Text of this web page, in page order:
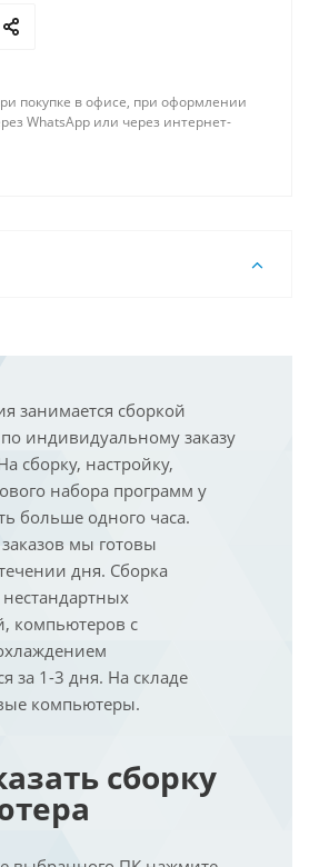
покупке в офисе, при оформлении
WhatsApp или через интернет-
занимается сборкой
индивидуальному заказу
сборку, настройку,
набора программ у
больше одного часа.
мы готовы
дня. Сборка
компьютеров с
за 1-3 дня. На складе
компьютеры.
сборку